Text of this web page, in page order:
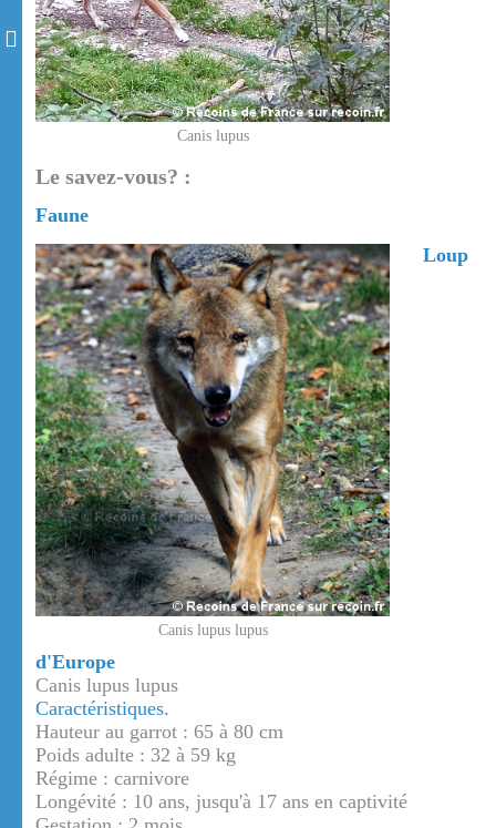
Canis lupus
Le savez-vous? :
Faune
Canis lupus lupus
Loup
d'Europe
Canis lupus lupus
Caractéristiques.
Hauteur au garrot : 65 à 80 cm
Poids adulte : 32 à 59 kg
Régime : carnivore
Longévité : 10 ans, jusqu'à 17 ans en captivité